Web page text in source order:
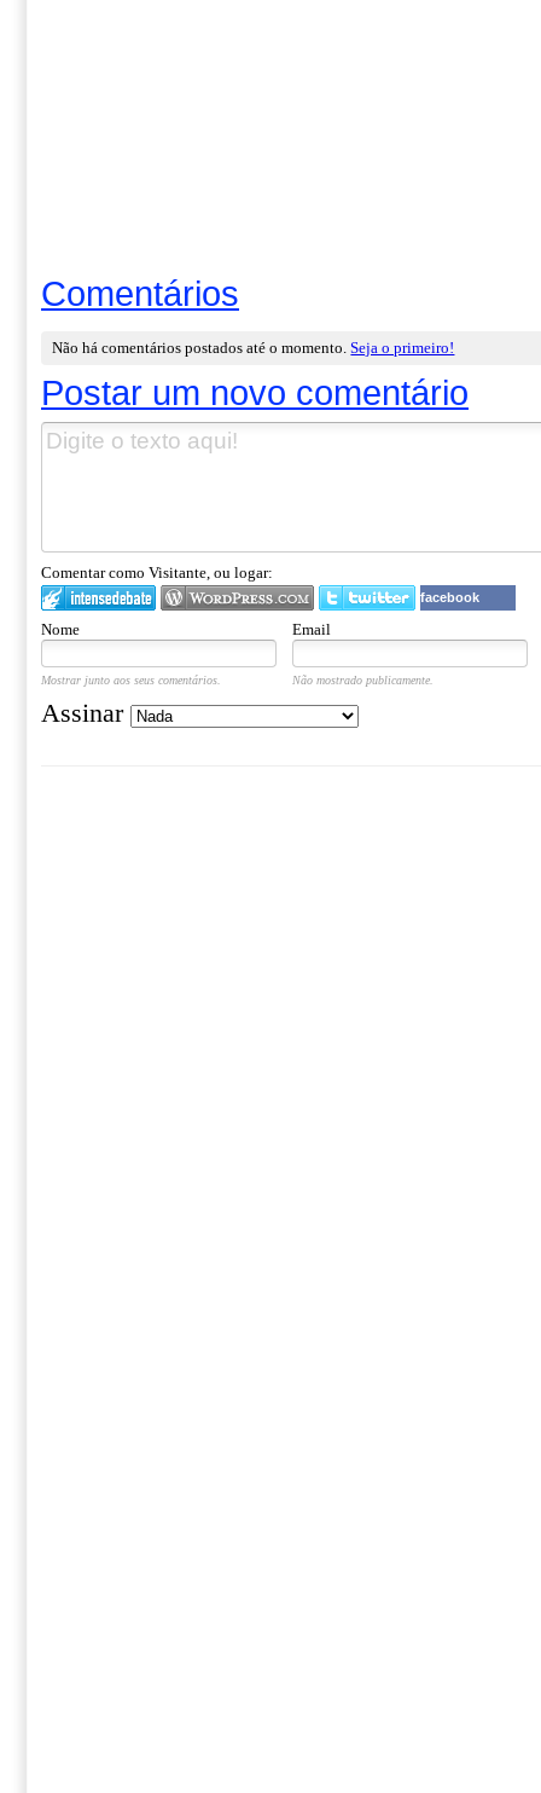
Comentários
Não há comentários postados até o momento.Seja o primeiro!
Postar um novo comentário
Comentar como Visitante, ou logar:
facebook
Nome Email
Mostrar junto aos seus comentários. Não mostrado publicamente.
Assinar